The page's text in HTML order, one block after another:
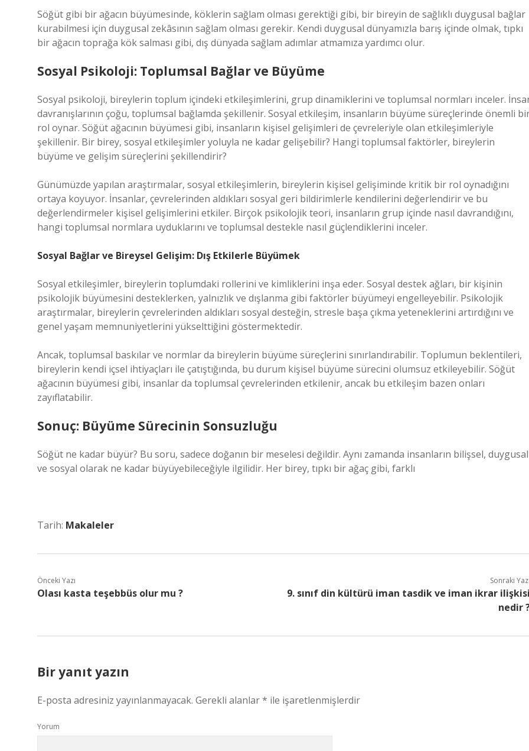
Söğüt gibi bir ağacın büyümesinde, köklerin sağlam olması gerektiği gibi, bir bireyin de sağlıklı duygusal bağlar
kurabilmesi için duygusal zekâsının sağlam olması gerekir. Kendi duygusal dünyamızla barış içinde olmak, tıpkı
bir ağacın toprağa kök salması gibi, dış dünyada sağlam adımlar atmamıza yardımcı olur.
Sosyal Psikoloji: Toplumsal Bağlar ve Büyüme
Sosyal psikoloji, bireylerin toplum içindeki etkileşimlerini, grup dinamiklerini ve toplumsal normları inceler.
davranışlarının çoğu, toplumsal bağlamda şekillenir. Sosyal etkileşim, insanların büyüme süreçlerinde önemli
rol oynar. Söğüt ağacının büyümesi gibi, insanların kişisel gelişimleri de çevreleriyle olan etkileşimleriyle
şekillenir. Bir birey, sosyal etkileşimler yoluyla ne kadar gelişebilir? Hangi toplumsal faktörler, bireylerin
büyüme ve gelişim süreçlerini şekillendirir?
Günümüzde yapılan araştırmalar, sosyal etkileşimlerin, bireylerin kişisel gelişiminde kritik bir rol oynadığını
ortaya koyuyor. İnsanlar, çevrelerinden aldıkları sosyal geri bildirimlerle kendilerini değerlendirir ve bu
değerlendirmeler kişisel gelişimlerini etkiler. Birçok psikolojik teori, insanların grup içinde nasıl davrandığını,
hangi toplumsal normlara uyduklarını ve toplumsal destekle nasıl güçlendiklerini inceler.
Sosyal Bağlar ve Bireysel Gelişim: Dış Etkilerle Büyümek
Sosyal etkileşimler, bireylerin toplumdaki rollerini ve kimliklerini inşa eder. Sosyal destek ağları, bir kişinin
psikolojik büyümesini desteklerken, yalnızlık ve dışlanma gibi faktörler büyümeyi engelleyebilir. Psikolojik
araştırmalar, bireylerin çevrelerinden aldıkları sosyal desteğin, stresle başa çıkma yeteneklerini artırdığını ve
genel yaşam memnuniyetlerini yükselttiğini göstermektedir.
Ancak, toplumsal baskılar ve normlar da bireylerin büyüme süreçlerini sınırlandırabilir. Toplumun beklentileri,
bireylerin kendi içsel ihtiyaçları ile çatıştığında, bu durum kişisel büyüme sürecini olumsuz etkileyebilir. Söğüt
ağacının büyümesi gibi, insanlar da toplumsal çevrelerinden etkilenir, ancak bu etkileşim bazen onları
zayıflatabilir.
Sonuç: Büyüme Sürecinin Sonsuzluğu
Söğüt ne kadar büyür? Bu soru, sadece doğanın bir meselesi değildir. Aynı zamanda insanların bilişsel, duygusal
ve sosyal olarak ne kadar büyüyebileceğiyle ilgilidir. Her birey, tıpkı bir ağaç gibi, farklı
Tarih: Makaleler
Önceki Yazı
Olası kasta teşebbüs olur mu ?
Sonraki
9. sınıf din kültürü iman tasdik ve iman ikrar
nedir
Bir yanıt yazın
E-posta adresiniz yayınlanmayacak. Gerekli alanlar* ile işaretlenmişlerdir
Yorum